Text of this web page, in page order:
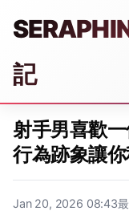
記
射手男喜歡
行為跡象讓
Jan 20, 2026 08:43